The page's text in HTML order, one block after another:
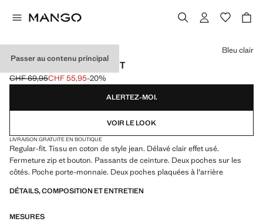
Passer au contenu principal
JEAN BOB REGULAR-FIT
Prix initial barré [CHF 69,95 ]
CHF 69,95
Prix actuel [CHF 55,95 ]
CHF 55,95-20%
Choisissez une couleur
Bleu clair
ALERTEZ-MOI.
VOIR LE LOOK
LIVRAISON GRATUITE EN BOUTIQUE
Regular-fit. Tissu en coton de style jean. Délavé clair effet usé.
Fermeture zip et bouton. Passants de ceinture. Deux poches sur les
côtés. Poche porte-monnaie. Deux poches plaquées à l'arrière
DÉTAILS, COMPOSITION ET ENTRETIEN
MESURES